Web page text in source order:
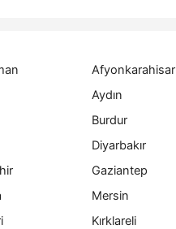
Afyonkarahisar
Aydın
Burdur
Diyarbakır
Gaziantep
Mersin
Kırklareli